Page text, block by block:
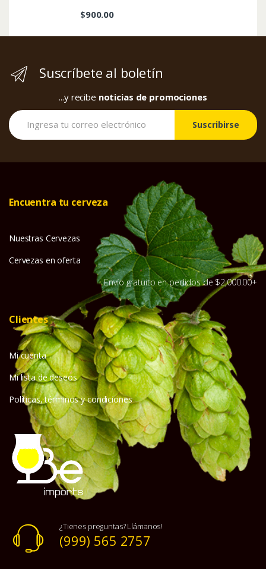
$900.00
Suscríbete al boletín
...y recibe noticias de promociones
Suscribirse
Encuentra tu cerveza
Nuestras Cervezas
Cervezas en oferta
Envío gratuito en pedidos de $2,000.00+
Clientes
Mi cuenta
Mi lista de deseos
Políticas, términos y condiciones
¿Tienes preguntas? Llámanos!
(999) 565 2757